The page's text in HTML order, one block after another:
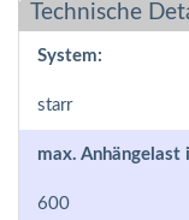
Technische
System:
starr
max. Anhängelast
600